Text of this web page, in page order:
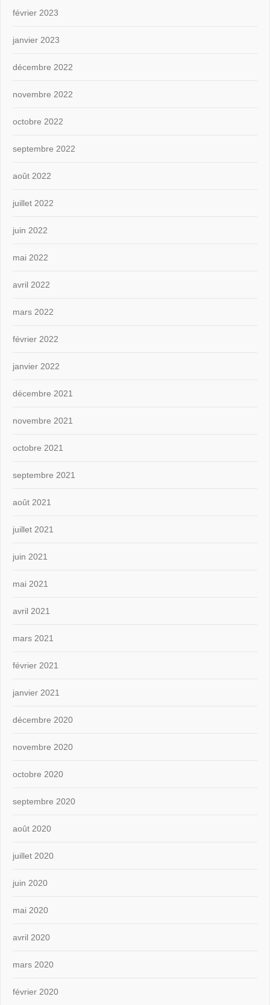
février 2023
janvier 2023
décembre 2022
novembre 2022
octobre 2022
septembre 2022
août 2022
juillet 2022
juin 2022
mai 2022
avril 2022
mars 2022
février 2022
janvier 2022
décembre 2021
novembre 2021
octobre 2021
septembre 2021
août 2021
juillet 2021
juin 2021
mai 2021
avril 2021
mars 2021
février 2021
janvier 2021
décembre 2020
novembre 2020
octobre 2020
septembre 2020
août 2020
juillet 2020
juin 2020
mai 2020
avril 2020
mars 2020
février 2020